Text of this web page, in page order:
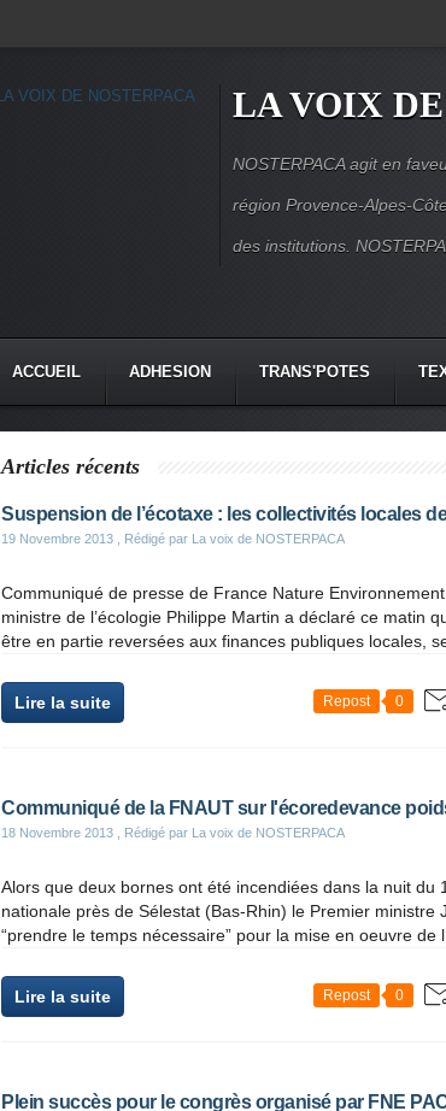
LA VOIX
NOSTERPACA agit en
région Provence-Alpes-
des institutions.
ACCUEIL ADHESION TRANS'POTES
Articles récents
Suspension de l’écotaxe : les collectivités locales
19 Novembre 2013 , Rédigé par La voix de NOSTERPACA
Communiqué de presse de France Nature
ministre de l’écologie Philippe Martin a déclaré ce matin
être en partie reversées aux finances publiques locales,
Lire la suite Repost 0
Communiqué de la FNAUT sur l'écoredevance
18 Novembre 2013 , Rédigé par La voix de NOSTERPACA
Alors que deux bornes ont été incendiées dans la nuit du
nationale près de Sélestat (Bas-Rhin) le Premier ministre
“prendre le temps nécessaire” pour la mise en oeuvre de
Lire la suite Repost 0
Plein succès pour le congrès organisé par FNE